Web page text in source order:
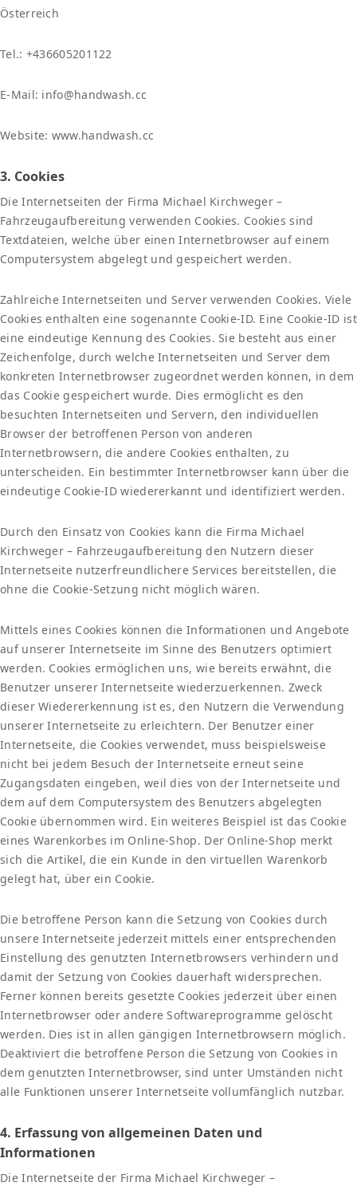
Österreich
Tel.: +436605201122
E-Mail: info@handwash.cc
Website: www.handwash.cc
3. Cookies
Die Internetseiten der Firma Michael Kirchweger –
Fahrzeugaufbereitung verwenden Cookies. Cookies sind
Textdateien, welche über einen Internetbrowser auf einem
Computersystem abgelegt und gespeichert werden.
Zahlreiche Internetseiten und Server verwenden Cookies. Viele
Cookies enthalten eine sogenannte Cookie-ID. Eine Cookie-ID ist
eine eindeutige Kennung des Cookies. Sie besteht aus einer
Zeichenfolge, durch welche Internetseiten und Server dem
konkreten Internetbrowser zugeordnet werden können, in dem
das Cookie gespeichert wurde. Dies ermöglicht es den
besuchten Internetseiten und Servern, den individuellen
Browser der betroffenen Person von anderen
Internetbrowsern, die andere Cookies enthalten, zu
unterscheiden. Ein bestimmter Internetbrowser kann über die
eindeutige Cookie-ID wiedererkannt und identifiziert werden.
Durch den Einsatz von Cookies kann die Firma Michael
Kirchweger – Fahrzeugaufbereitung den Nutzern dieser
Internetseite nutzerfreundlichere Services bereitstellen, die
ohne die Cookie-Setzung nicht möglich wären.
Mittels eines Cookies können die Informationen und Angebote
auf unserer Internetseite im Sinne des Benutzers optimiert
werden. Cookies ermöglichen uns, wie bereits erwähnt, die
Benutzer unserer Internetseite wiederzuerkennen. Zweck
dieser Wiedererkennung ist es, den Nutzern die Verwendung
unserer Internetseite zu erleichtern. Der Benutzer einer
Internetseite, die Cookies verwendet, muss beispielsweise
nicht bei jedem Besuch der Internetseite erneut seine
Zugangsdaten eingeben, weil dies von der Internetseite und
dem auf dem Computersystem des Benutzers abgelegten
Cookie übernommen wird. Ein weiteres Beispiel ist das Cookie
eines Warenkorbes im Online-Shop. Der Online-Shop merkt
sich die Artikel, die ein Kunde in den virtuellen Warenkorb
gelegt hat, über ein Cookie.
Die betroffene Person kann die Setzung von Cookies durch
unsere Internetseite jederzeit mittels einer entsprechenden
Einstellung des genutzten Internetbrowsers verhindern und
damit der Setzung von Cookies dauerhaft widersprechen.
Ferner können bereits gesetzte Cookies jederzeit über einen
Internetbrowser oder andere Softwareprogramme gelöscht
werden. Dies ist in allen gängigen Internetbrowsern möglich.
Deaktiviert die betroffene Person die Setzung von Cookies in
dem genutzten Internetbrowser, sind unter Umständen nicht
alle Funktionen unserer Internetseite vollumfänglich nutzbar.
4. Erfassung von allgemeinen Daten und
Informationen
Die Internetseite der Firma Michael Kirchweger –